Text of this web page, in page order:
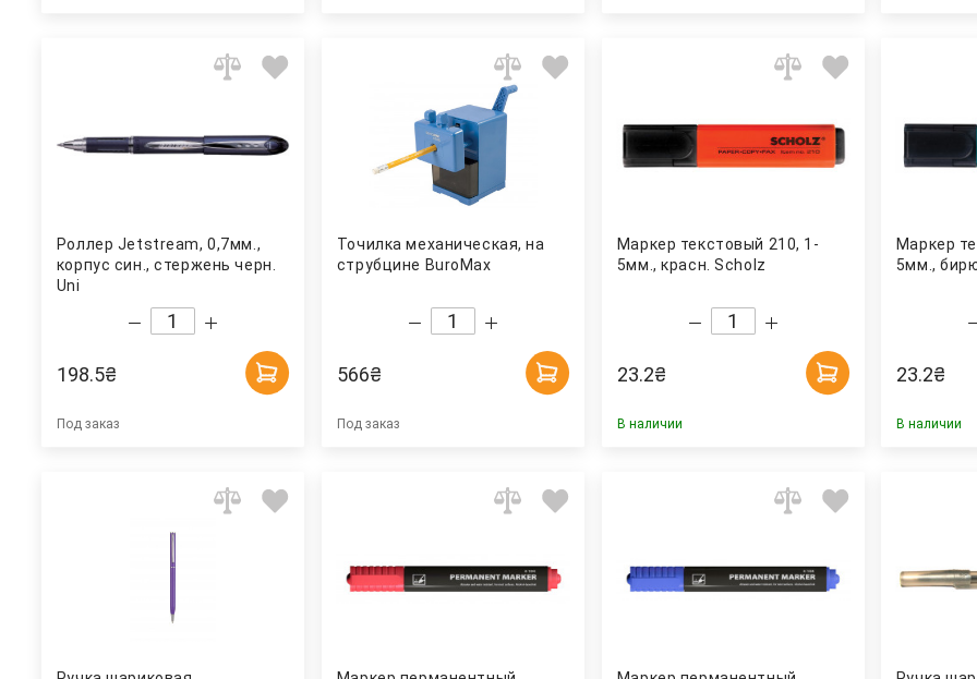
Роллер Jetstream, 0,7мм.,
корпус син., стержень черн.
Uni
198.5₴
Под заказ
Точилка механическая, на
струбцине BuroMax
566₴
Под заказ
Маркер текстовый 210, 1-
5мм., красн. Scholz
23.2₴
В наличии
Маркер
5мм.,
23.2₴
В наличии